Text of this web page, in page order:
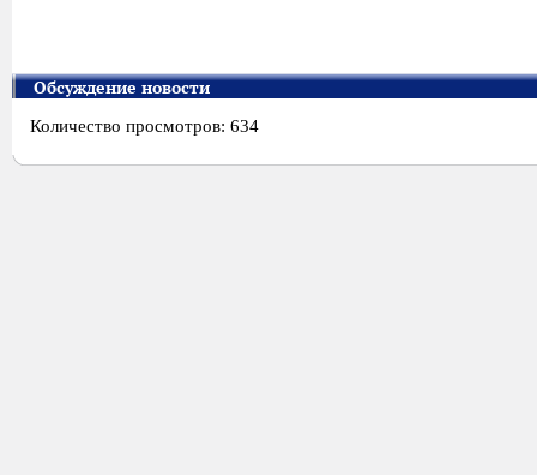
Обсуждение новости
Количество просмотров: 634